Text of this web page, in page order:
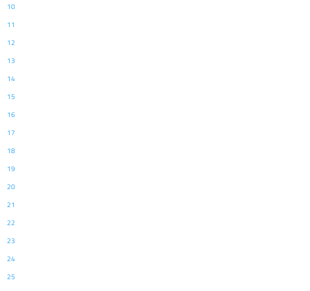
10
11
12
13
14
15
16
17
18
19
20
21
22
23
24
25